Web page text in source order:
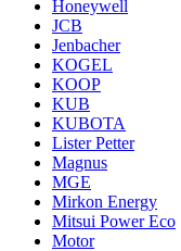
Honeywell
JCB
Jenbacher
KOGEL
KOOP
KUB
KUBOTA
Lister Petter
Magnus
MGE
Mirkon Energy
Mitsui Power Eco
Motor